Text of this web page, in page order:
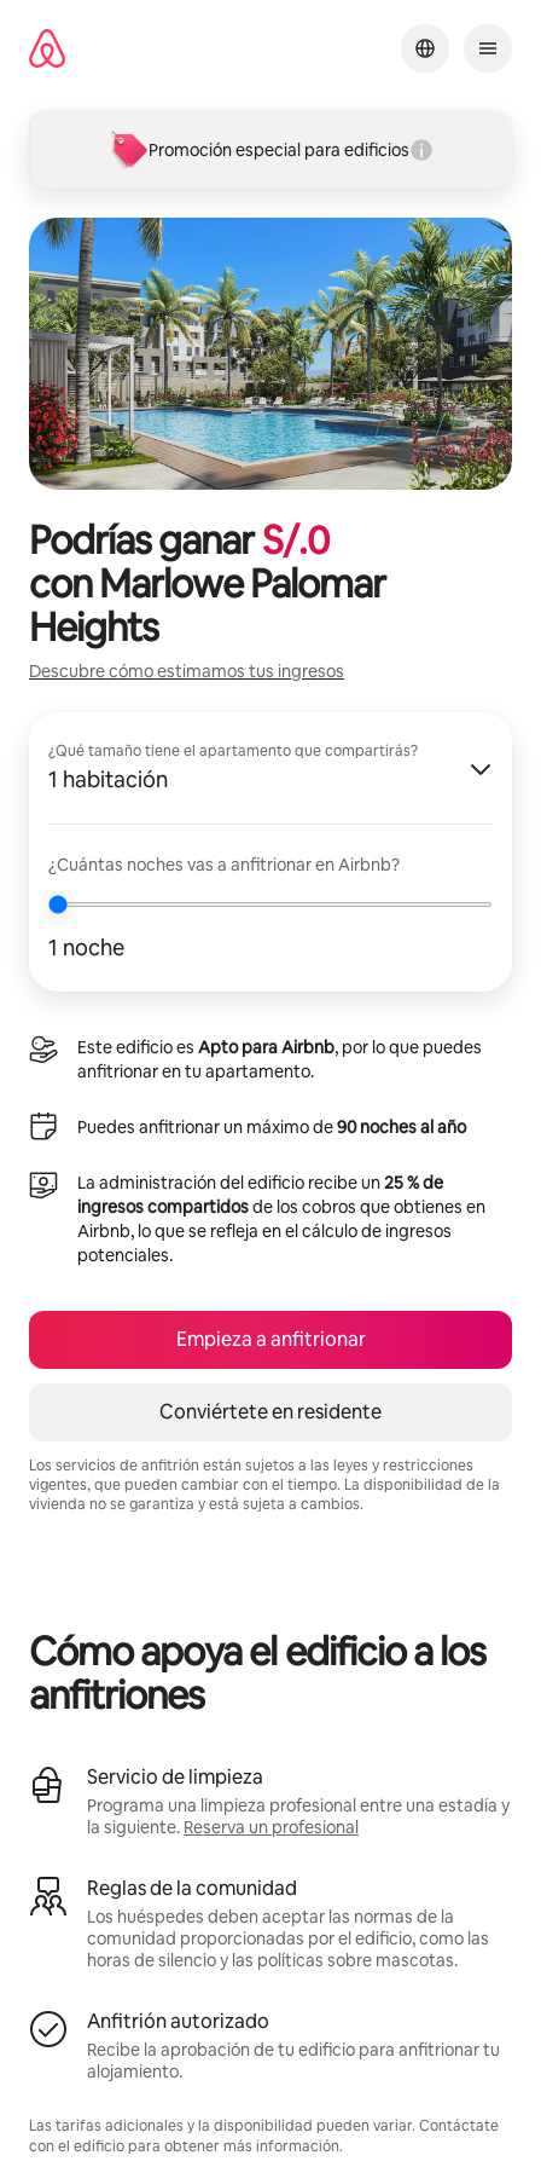
contenido
Promoción especial para edificios
Podrías ganarS/.0
conMarlowe Palomar
Heights
Descubre cómo estimamos tus ingresos
¿Qué tamaño tiene el apartamento que compartirás?
1 habitación
¿Cuántas noches vas a anfitrionar en Airbnb?
1 noche
Este edificio es Apto para Airbnb, por lo que puedes
anfitrionar en tu apartamento.
Puedes anfitrionar un máximo de90 noches al año
La administración del edificio recibe un25 % de
ingresos compartidosde los cobros que obtienes en
Airbnb, lo que se refleja en el cálculo de ingresos
potenciales.
Empieza a anfitrionar
Conviértete en residente
Los servicios de anfitrión están sujetos a las leyes y restricciones
vigentes, que pueden cambiar con el tiempo. La disponibilidad de la
vivienda no se garantiza y está sujeta a cambios.
Cómo apoya el edificio a los
anfitriones
Servicio de limpieza
Programa una limpieza profesional entre una estadía y
la siguiente. Reserva un profesional
Reglas de la comunidad
Los huéspedes deben aceptar las normas de la
comunidad proporcionadas por el edificio, como las
horas de silencio y las políticas sobre mascotas.
Anfitrión autorizado
Recibe la aprobación de tu edificio para anfitrionar tu
alojamiento.
Las tarifas adicionales y la disponibilidad pueden variar. Contáctate
con el edificio para obtener más información.